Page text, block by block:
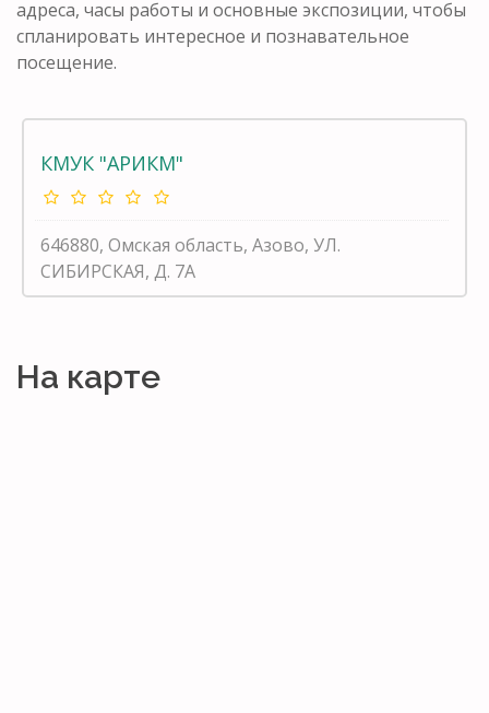
адреса, часы работы и основные экспозиции, чтобы
спланировать интересное и познавательное
посещение.
КМУК "АРИКМ"
646880, Омская область, Азово, УЛ.
СИБИРСКАЯ, Д. 7А
На карте